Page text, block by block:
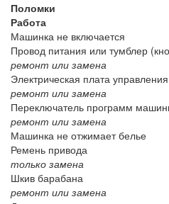
Поломки
Работа
Машинка не включается
Провод питания или тумблер
ремонт или замена
Электрическая плата
ремонт или замена
Переключатель программ
ремонт или замена
Машинка не отжимает белье
Ремень привода
только замена
Шкив барабана
ремонт или замена